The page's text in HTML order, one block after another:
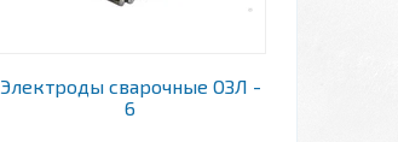
Электроды сварочные ОЗЛ -
6